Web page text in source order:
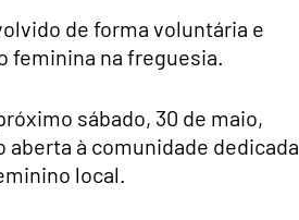
de forma voluntária e
feminina na freguesia.
sábado, 30 de maio,
aberta à comunidade
local.